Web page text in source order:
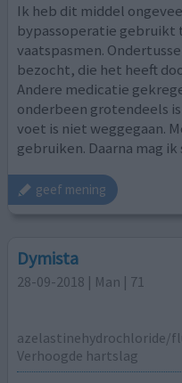
Ik heb dit middel
bypassoperatie gebruikt
vaatspasmen.
bezocht, die het heeft
Andere medicatie
onderbeen grotendeels
voet is niet weggegaan.
gebruiken. Daarna mag
geef mening
Dymista
28-09-2018 | Man | 71
azelastinehydrochloride/
Verhoogde hartslag